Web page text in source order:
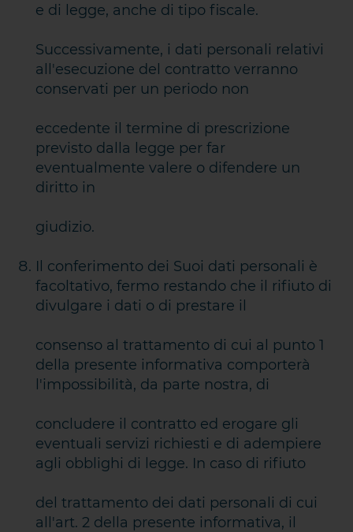
e di legge, anche di tipo fiscale.
Successivamente, i dati personali relativi
all'esecuzione del contratto verranno
conservati per un periodo non
eccedente il termine di prescrizione
previsto dalla legge per far
eventualmente valere o difendere un
diritto in
giudizio.
Il conferimento dei Suoi dati personali è
facoltativo, fermo restando che il rifiuto di
divulgare i dati o di prestare il
consenso al trattamento di cui al punto 1
della presente informativa comporterà
l'impossibilità, da parte nostra, di
concludere il contratto ed erogare gli
eventuali servizi richiesti e di adempiere
agli obblighi di legge. In caso di rifiuto
del trattamento dei dati personali di cui
all'art. 2 della presente informativa, il